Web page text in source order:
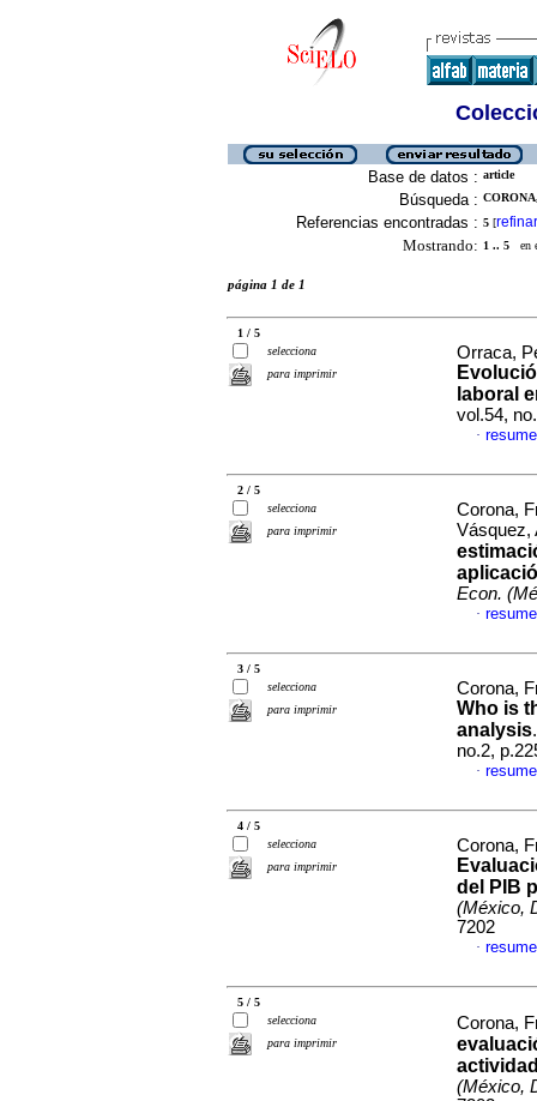
Base de datos : article
Búsqueda :
Referencias encontradas : 5 [refinar
Mostrando: 1 .. 5 en
página 1 de 1
1 / 5
selecciona
para imprimir
Orraca,
laboral
vol.54,
·
2 / 5
selecciona
para imprimir
Corona,
Vásquez,
Econ.
·
3 / 5
selecciona
para imprimir
Corona,
Who is
analysis
no.2,
·
4 / 5
selecciona
para imprimir
Corona,
del PIB
(México,
7202
·
5 / 5
selecciona
para imprimir
Corona,
(México,